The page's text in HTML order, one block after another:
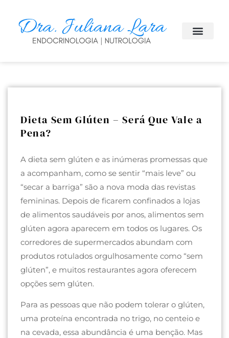
Dieta Sem Glúten – Será Que Vale a
Pena?
A dieta sem glúten e as inúmeras promessas que
a acompanham, como se sentir “mais leve” ou
“secar a barriga” são a nova moda das revistas
femininas. Depois de ficarem confinados a lojas
de alimentos saudáveis ​​por anos, alimentos sem
glúten agora aparecem em todos os lugares. Os
corredores de supermercados abundam com
produtos rotulados orgulhosamente como “sem
glúten”, e muitos restaurantes agora oferecem
opções sem glúten.
Para as pessoas que não podem tolerar o glúten,
uma proteína encontrada no trigo, no centeio e
na cevada, essa abundância é uma benção. Mas